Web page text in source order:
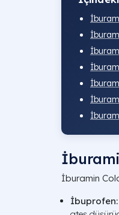
İburamin
İbuprofen: